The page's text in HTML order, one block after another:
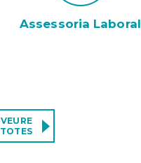
Assessoria Laboral
VEURE
TOTES